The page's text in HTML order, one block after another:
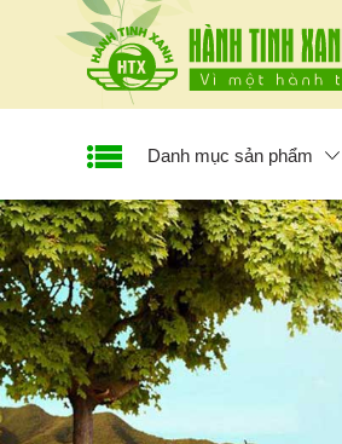
Danh mục sản phẩm